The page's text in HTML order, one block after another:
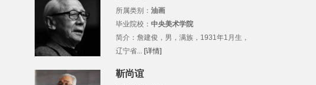
所属类别： 油画
毕业院校： 中央美术学院
简介：詹建俊，男，满族，1931年1月生，
辽宁省... [详情]
靳尚谊